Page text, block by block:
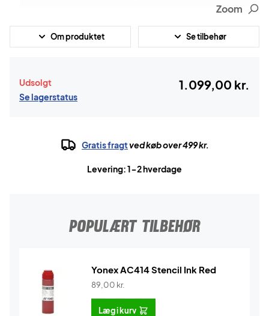
Zoom
Om produktet Se tilbehør
Udsolgt
Se lagerstatus
1.099,00 kr.
Gratis fragtved køb over 499 kr.
Levering: 1-2 hverdage
POPULÆRT TILBEHØR
Yonex AC414 Stencil Ink Red
89,00 kr.
Læg i kurv